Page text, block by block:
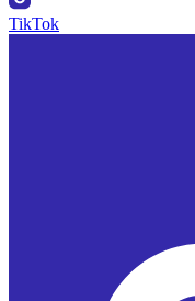
TikTok